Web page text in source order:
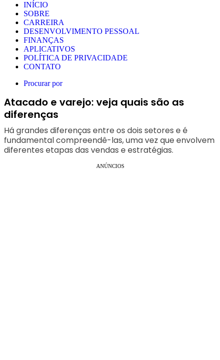
INÍCIO
SOBRE
CARREIRA
DESENVOLVIMENTO PESSOAL
FINANÇAS
APLICATIVOS
POLÍTICA DE PRIVACIDADE
CONTATO
Procurar por
Atacado e varejo: veja quais são as
diferenças
Há grandes diferenças entre os dois setores e é
fundamental compreendê-las, uma vez que envolvem
diferentes etapas das vendas e estratégias.
ANÚNCIOS